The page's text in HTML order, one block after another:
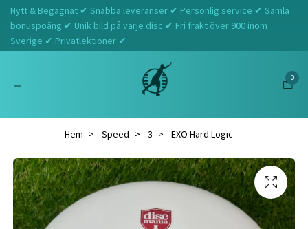
Nytt & Begagnat ✔ Snabba leveranser ✔ Personlig service ✔ Samla
bonuspoäng ✔ Unik bild på varje disc ✔ Fri frakt över 900 inom
Sverige ✔ Privatlektioner ✔
0
Hem Speed 3 EXO Hard Logic